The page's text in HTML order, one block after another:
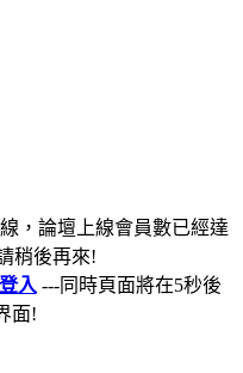
，論壇上線會員數已經達
稍後再來!
登入 ---同時頁面將在5秒後
面!